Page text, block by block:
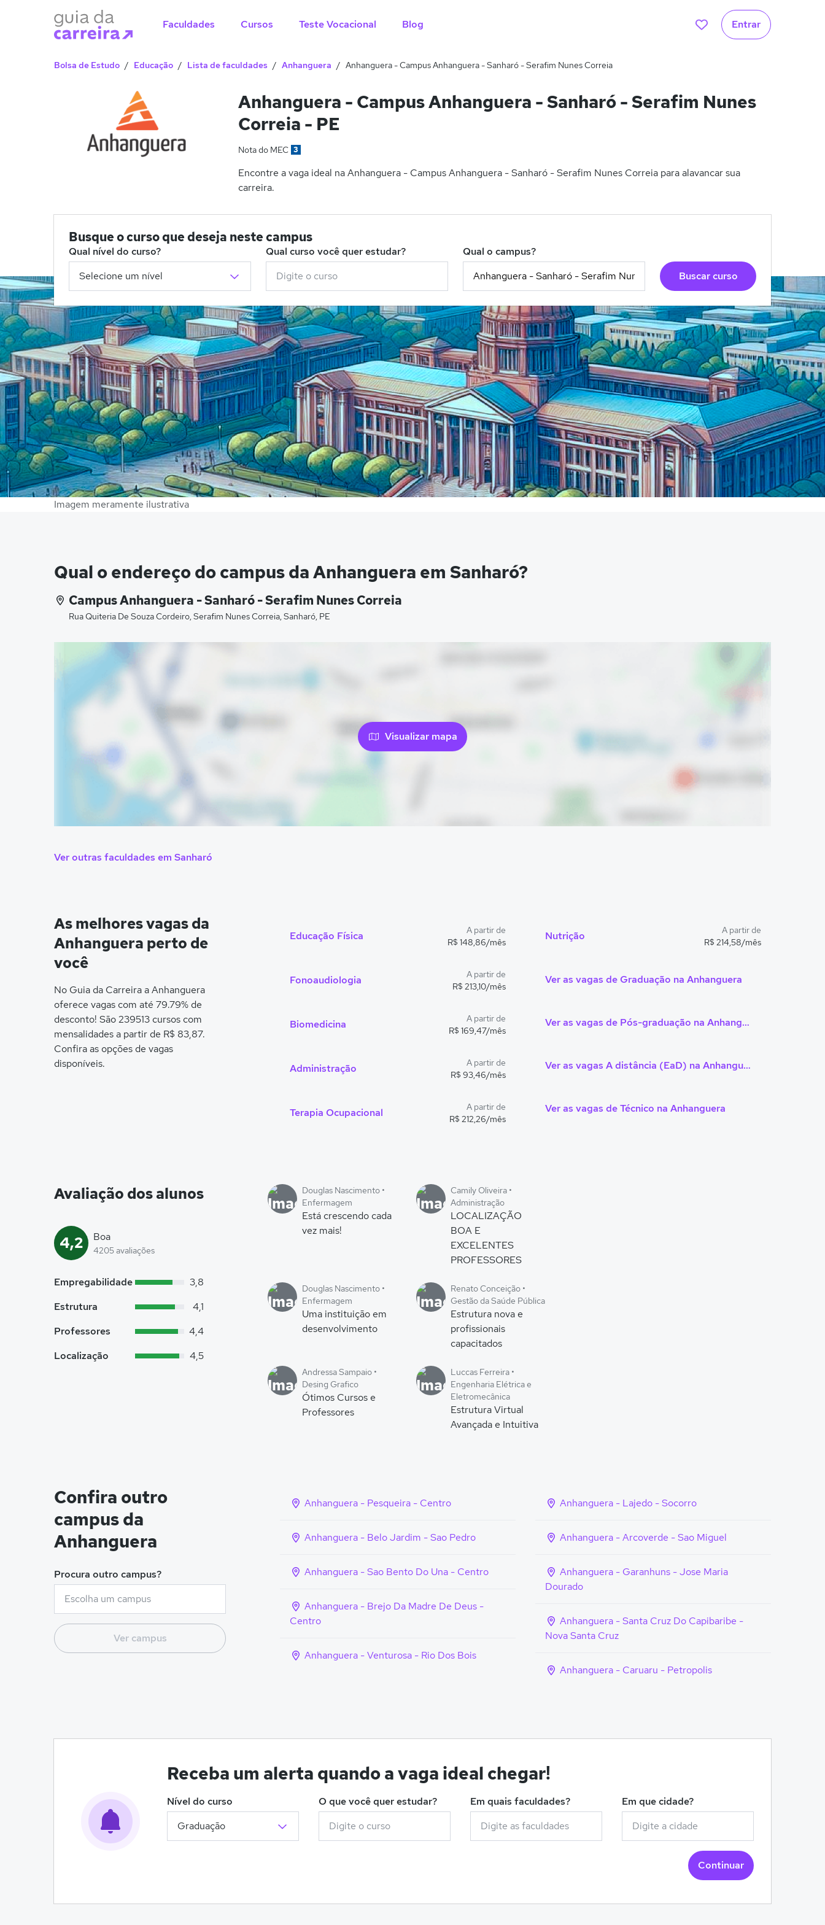
Faculdades Cursos Teste Vocacional Blog Entrar
Bolsa de Estudo Educação Lista de faculdades Anhanguera Anhanguera - Campus Anhanguera - Sanharó - Serafim Nunes Correia
Anhanguera - Campus Anhanguera - Sanharó - Serafim Nunes
Correia - PE
Nota do MEC 3
Encontre a vaga ideal na Anhanguera - Campus Anhanguera - Sanharó - Serafim Nunes Correia para alavancar sua
carreira.
Busque o curso que deseja neste campus
Qual nível do curso? Qual curso você quer estudar?
Qual o campus?
Buscar curso
Imagem meramente ilustrativa
Qual o endereço do campus da Anhanguera em Sanharó?
Campus Anhanguera - Sanharó - Serafim Nunes Correia
Rua Quiteria De Souza Cordeiro, Serafim Nunes Correia, Sanharó, PE
Visualizar mapa
Ver outras faculdades em Sanharó
As melhores vagas da
Anhanguera perto de
você
No Guia da Carreira a Anhanguera
oferece vagas com até 79.79% de
desconto! São 239513 cursos com
mensalidades a partir de R$ 83,87.
Confira as opções de vagas
disponíveis.
Educação Física
A partir de
R$ 148,86/mês
Fonoaudiologia
A partir de
R$ 213,10/mês
Biomedicina
A partir de
R$ 169,47/mês
Administração
A partir de
R$ 93,46/mês
Terapia Ocupacional
A partir de
R$ 212,26/mês
Nutrição
A partir de
R$ 214,58/mês
Ver as vagas de Graduação na Anhanguera
Ver as vagas de Pós-graduação na Anhanguera
Ver as vagas A distância (EaD) na Anhanguera
Ver as vagas de Técnico na Anhanguera
Avaliação dos alunos
4,2 Boa
4205 avaliações
Empregabilidade
3,8
Estrutura
4,1
Professores
4,4
Localização
4,5
Douglas Nascimento •
Enfermagem
Está crescendo cada
vez mais!
Camily Oliveira •
Administração
LOCALIZAÇÃO
BOA E
EXCELENTES
PROFESSORES
Douglas Nascimento •
Enfermagem
Uma instituição em
desenvolvimento
Renato Conceição •
Gestão da Saúde Pública
Estrutura nova e
profissionais
capacitados
Andressa Sampaio •
Desing Grafico
Ótimos Cursos e
Professores
Luccas Ferreira •
Engenharia Elétrica e
Eletromecânica
Estrutura Virtual
Avançada e Intuitiva
Confira outro
campus da
Anhanguera
Procura outro campus?
Ver campus
Anhanguera - Pesqueira - Centro
Anhanguera - Belo Jardim - Sao Pedro
Anhanguera - Sao Bento Do Una - Centro
Anhanguera - Brejo Da Madre De Deus -
Centro
Anhanguera - Venturosa - Rio Dos Bois
Anhanguera - Lajedo - Socorro
Anhanguera - Arcoverde - Sao Miguel
Anhanguera - Garanhuns - Jose Maria
Dourado
Anhanguera - Santa Cruz Do Capibaribe -
Nova Santa Cruz
Anhanguera - Caruaru - Petropolis
Receba um alerta quando a vaga ideal chegar!
Nível do curso O que você quer estudar? Em quais faculdades? Em que cidade?
Continuar